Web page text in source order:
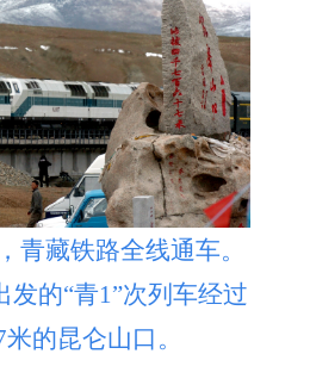
青藏铁路全线通车。
发的“青1”次列车经过
的昆仑山口。